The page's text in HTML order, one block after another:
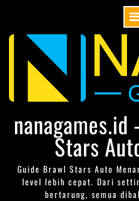
Stars
Guide Brawl Stars Auto
level lebih cepat. Dari
bertarung, semua